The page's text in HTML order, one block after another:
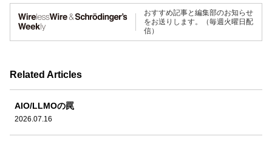
おすすめ記事と編集部のお知らせ
をお送りします。（毎週火曜日配
信）
Related Articles
AIO/LLMOの罠
2026.07.16